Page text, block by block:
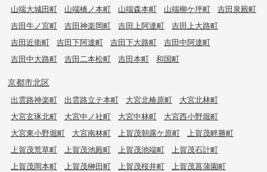
山端大城田町
山端橋ノ本町 山端森本町 山端柳ケ坪町
吉田泉殿町
吉田牛ノ宮町
吉田神楽岡町 吉田上阿達町
吉田上大路町
吉田近衛町
吉田下阿達町 吉田下大路町
吉田中阿達町
吉田中大路町
吉田二本松町 吉田本町 和国町
京都市北区
出雲路神楽町 出雲路立テ本町 大宮北椿原町
大宮北林町
大宮玄琢北町
大宮中ノ社町 大宮中林町
大宮西小野堀町
大宮東小野堀町
大宮南林町 上賀茂朝露ケ原町
上賀茂畔勝町
上賀茂荒草町
上賀茂池殿町 上賀茂池端町
上賀茂石計町
上賀茂岡本町
上賀茂榊田町 上賀茂桜井町
上賀茂菖蒲園町